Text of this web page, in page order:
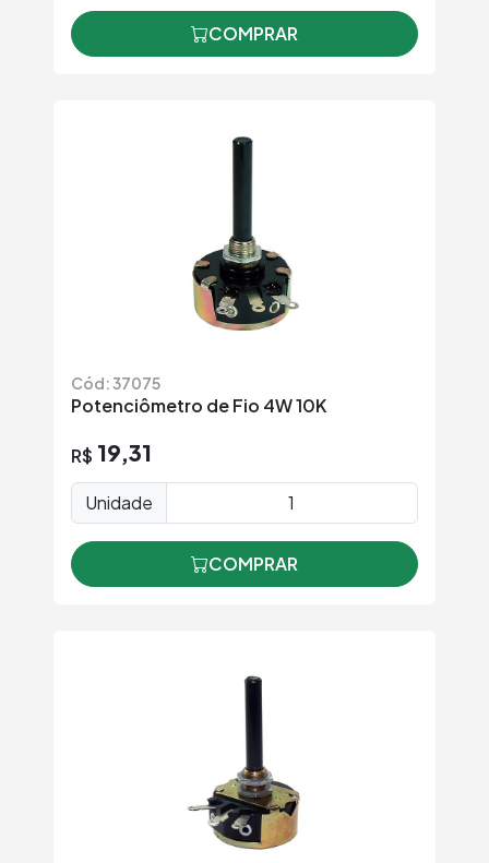
COMPRAR
Cód: 37075
Potenciômetro de Fio 4W 10K
R$ 19,31
Unidade
COMPRAR